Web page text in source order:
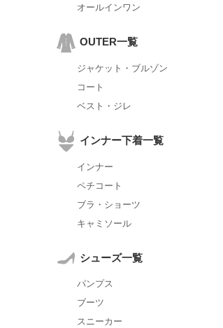
オールインワン
OUTER一覧
ジャケット・ブルゾン
コート
ベスト・ジレ
インナー下着一覧
インナー
ペチコート
ブラ・ショーツ
キャミソール
シューズ一覧
パンプス
ブーツ
スニーカー